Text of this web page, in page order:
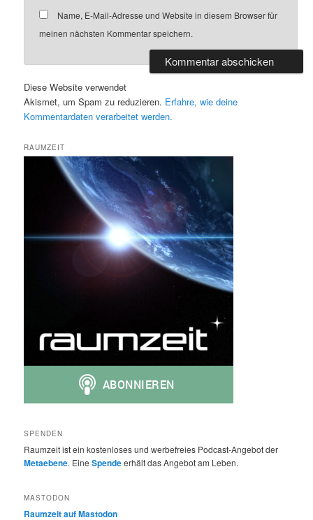
Name, E-Mail-Adresse und Website in diesem Browser für
meinen nächsten Kommentar speichern.
Diese Website verwendet
Akismet, um Spam zu reduzieren. Erfahre, wie deine
Kommentardaten verarbeitet werden.
RAUMZEIT
SPENDEN
Raumzeit ist ein kostenloses und werbefreies Podcast-Angebot der
Metaebene. EineSpendeerhält das Angebot am Leben.
MASTODON
Raumzeit auf Mastodon